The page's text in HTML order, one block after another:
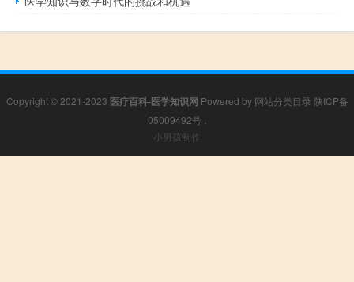
Copyright © 2021-2023 医疗百科-医学知识网 Powered by 网站分类目录 陕ICP备
05009492号
小男孩制作